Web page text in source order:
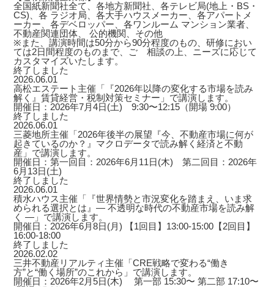
全国紙新聞社全て、各地方新聞社、各テレビ局(地上・BS・
CS)、各 ラジオ局、各大手ハウスメーカー、各アパートメ
ーカー、各デベロッパー、各ワンルーム マンション業者、
不動産関連団体、 公的機関、その他
※また、講演時間は50分から90分程度のもの、研修におい
ては2日間程度のものまで、ご゙相談の上、ニーズに応じて
カスタマイズいたします。
終了しました
2026.06.01
高松エステート主催「『2026年以降の変化する市場を読み
解く』賃貸経営・税制対策セミナー」で講演します。
開催日：2026年7月4日(土) 9:30〜12:15（開場 9:00）
終了しました
2026.06.01
三菱地所主催「2026年後半の展望『今、不動産市場に何が
起きているのか？』マクロデータで読み解く経済と不動
産」で講演します。
開催日：第一回目：2026年6月11日(木) 第二回目：2026年
6月13日(土)
終了しました
2026.06.01
積水ハウス主催「『世界情勢と市況変化を踏まえ、いま求
められる選択とは』― 不透明な時代の不動産市場を読み解
く ―」で講演します。
開催日：2026年6月8日(月) 【1回目】13:00-15:00【2回目】
16:00-18:00
終了しました
2026.02.02
三井不動産リアルティ主催「CRE戦略で変わる“働き
方”と“働く場所”のこれから」で講演します。
開催日：2026年2月5日(木) 第一部 15:30〜 第二部 17:10〜